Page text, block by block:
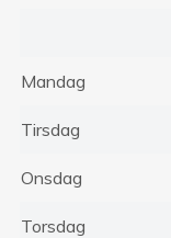
Mandag
Tirsdag
Onsdag
Torsdag